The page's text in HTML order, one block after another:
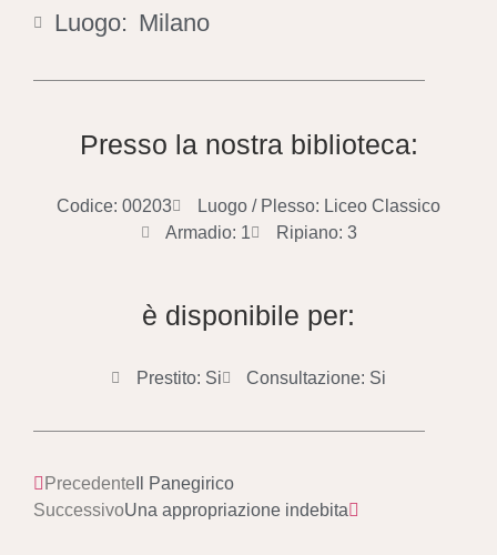
Luogo: Milano
Presso la nostra biblioteca:
Codice: 00203
Luogo / Plesso: Liceo Classico
Armadio: 1
Ripiano: 3
è disponibile per:
Prestito: Si Consultazione: Si
Precedente Il Panegirico
SuccessivoUna appropriazione indebita